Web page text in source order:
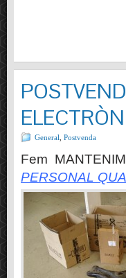
General Postvenda
Fem
PERSONAL